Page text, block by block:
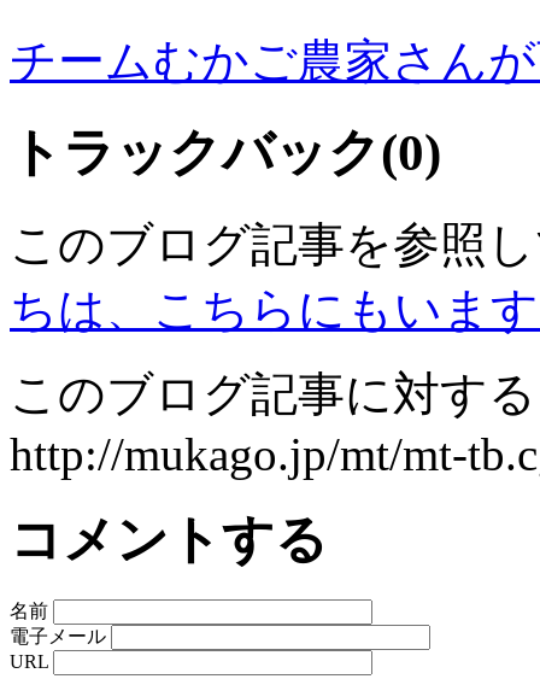
チームむかご農家さん
トラックバック(0)
このブログ記事を参照
ちは、こちらにもいま
このブログ記事に対す
http://mukago.jp/mt/mt-
コメントする
名前
電子メール
URL